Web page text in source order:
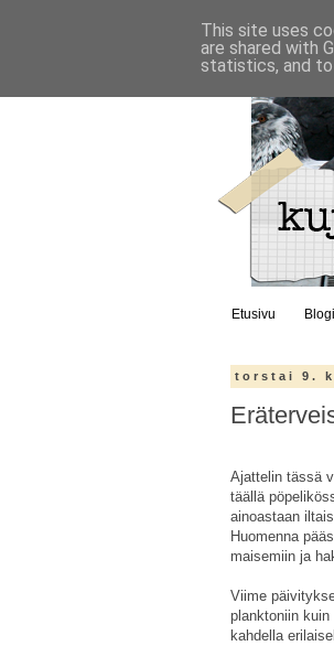
Etusivu
torstai 9.
Ajattelin tässä
täällä
ainoastaan
Huomenna
maisemiin ja
Viime
planktoniin
kahdella
This site uses
are shared with
statistics, and